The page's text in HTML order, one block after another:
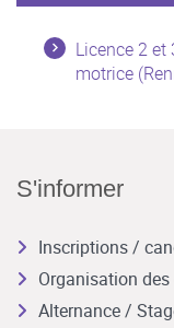
Licence 2
motrice
S'informer
Inscriptions /
Organisation
Alternance /